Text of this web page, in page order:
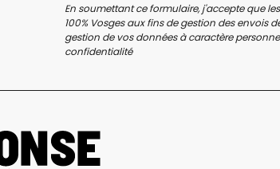
En soumettant ce formulaire, j'accepte que
100% Vosges aux fins de gestion des envois
gestion de vos données à caractère
confidentialité